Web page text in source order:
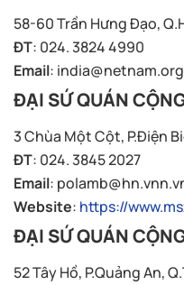
58-60 Trần Hưng Đạo,
ĐT: 024. 3824 4990
Email:
ĐẠI SỨ QUÁN
3 Chùa Một Cột, P.Điện
ĐT: 024. 3845 2027
Email:
Website: https://
ĐẠI SỨ QUÁN
52 Tây Hồ, P.Quảng An,